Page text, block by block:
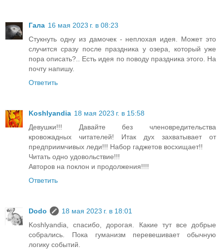
Гала 16 мая 2023 г. в 08:23
Стукнуть одну из дамочек - неплохая идея. Может это
случится сразу после праздника у озера, который уже
пора описать?.. Есть идея по поводу праздника этого. На
почту напишу.
Ответить
Koshlyandia 18 мая 2023 г. в 15:58
Девушки!!! Давайте без членовредительства
кровожадных читателей! Итак дух захватывает от
предприимчивых леди!!! Набор гаджетов восхищает!!
Читать одно удовольствие!!!
Авторов на поклон и продолжения!!!!
Ответить
Dodo
18 мая 2023 г. в 18:01
Koshlyandia, спасибо, дорогая. Какие тут все добрые
собрались. Пока гуманизм перевешивает обычную
логику событий.